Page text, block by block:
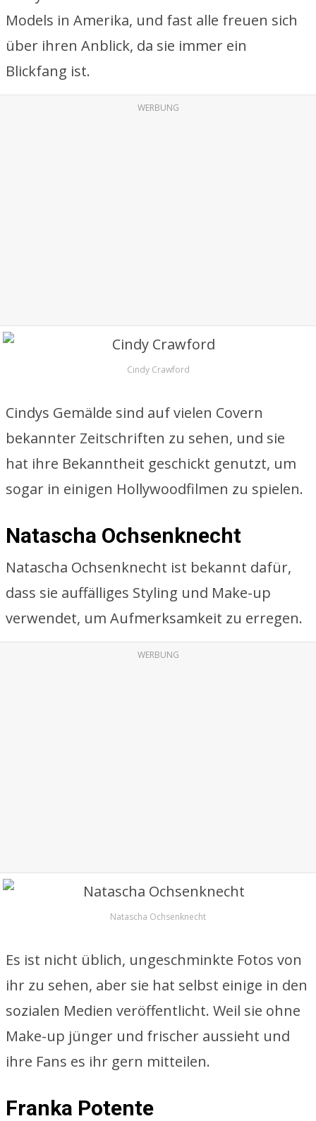
Models in Amerika, und fast alle freuen sich
über ihren Anblick, da sie immer ein
Blickfang ist.
WERBUNG
Cindy Crawford
Cindys Gemälde sind auf vielen Covern
bekannter Zeitschriften zu sehen, und sie
hat ihre Bekanntheit geschickt genutzt, um
sogar in einigen Hollywoodfilmen zu spielen.
Natascha Ochsenknecht
Natascha Ochsenknecht ist bekannt dafür,
dass sie auffälliges Styling und Make-up
verwendet, um Aufmerksamkeit zu erregen.
WERBUNG
Natascha Ochsenknecht
Es ist nicht üblich, ungeschminkte Fotos von
ihr zu sehen, aber sie hat selbst einige in den
sozialen Medien veröffentlicht. Weil sie ohne
Make-up jünger und frischer aussieht und
ihre Fans es ihr gern mitteilen.
Franka Potente